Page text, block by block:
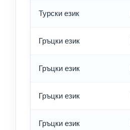
Турски език
Гръцки език
Гръцки език
Гръцки език
Гръцки език